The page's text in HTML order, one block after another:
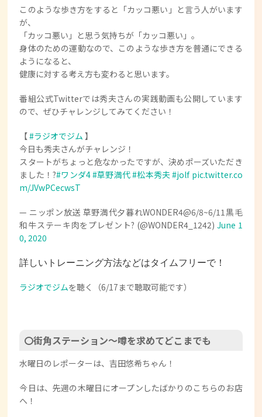
このような歩き方をすると「カッコ悪い」と言う人がいます
が、
「カッコ悪い」と思う気持ちが「カッコ悪い」。
身体のための運動なので、このような歩き方を普通にできる
ようになると、
健康に対する考え方も変わると思います。
番組公式Twitterでは秀夫さんの実践動画も公開しています
ので、ぜひチャレンジしてみてください！
【#ラジオでジム 】
今日も秀夫さんがチャレンジ！
スタートがちょっと危なかったですが、決めポーズいただき
ました！?#ワンダ4#草野満代#松本秀夫#jolf pic.twitter.co
m/JVwPCecwsT
— ニッポン放送 草野満代夕暮れWONDER4@6/8~6/11黒毛
和牛ステーキ肉をプレゼント? (@WONDER4_1242) June 1
0, 2020
詳しいトレーニング方法などはタイムフリーで！
ラジオでジムを聴く（6/17まで聴取可能です）
〇街角ステーション～噂を求めてどこまでも
水曜日のレポーターは、吉田悠希ちゃん！
今日は、先週の木曜日にオープンしたばかりのこちらのお店
へ！